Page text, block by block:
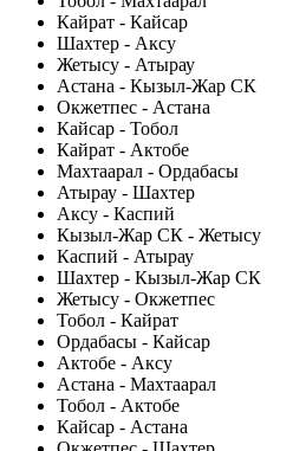
Кайрат - Кайсар
Шахтер - Аксу
Жетысу - Атырау
Астана - Кызыл-Жар СК
Окжетпес - Астана
Кайсар - Тобол
Кайрат - Актобе
Махтаарал - Ордабасы
Атырау - Шахтер
Аксу - Каспий
Кызыл-Жар СК - Жетысу
Каспий - Атырау
Шахтер - Кызыл-Жар СК
Жетысу - Окжетпес
Тобол - Кайрат
Ордабасы - Кайсар
Актобе - Аксу
Астана - Махтаарал
Тобол - Актобе
Кайсар - Астана